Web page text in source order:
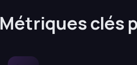
Métriques clés